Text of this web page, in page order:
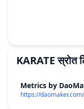
KARATE स्रोत
Metrics by
https://